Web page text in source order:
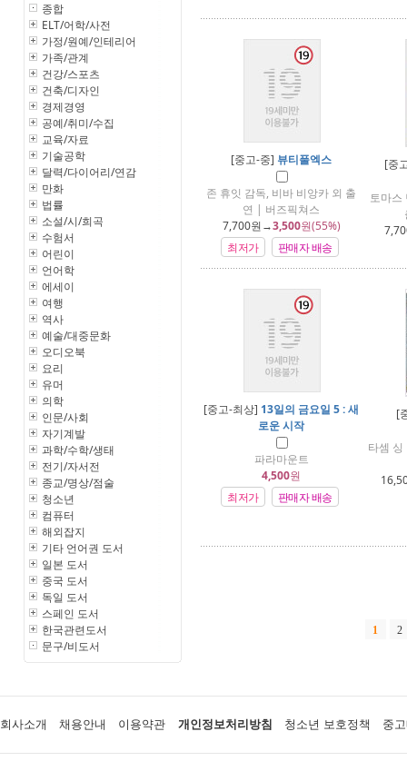
종합
ELT/어학/사전
가정/원예/인테리어
가족/관계
건강/스포츠
건축/디자인
경제경영
공예/취미/수집
교육/자료
기술공학
달력/다이어리/연감
만화
법률
소설/시/희곡
수험서
어린이
언어학
에세이
여행
역사
예술/대중문화
오디오북
요리
유머
의학
인문/사회
자기계발
과학/수학/생태
전기/자서전
종교/명상/점술
청소년
컴퓨터
해외잡지
기타 언어권 도서
일본 도서
중국 도서
독일 도서
스페인 도서
한국관련도서
문구/비도서
[중고-중] 뷰티풀엑스
존 휴잇 감독, 비바 비앙카 외 출
연 | 버즈픽쳐스
7,700원→3,500원(55%)
최저가
판매자 배송
[중
토마스
[중고-최상] 13일의 금요일 5 : 새
로운 시작
파라마운트
4,500원
최저가
판매자 배송
[
타셈
1 2
회사소개 채용안내 이용약관 개인정보처리방침 청소년 보호정책 중